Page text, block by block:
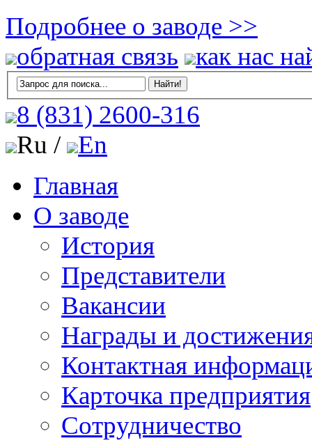
Подробнее о заводе >>
обратная связь
как нас
8 (831) 2600-316
Ru /
En
Главная
О заводе
История
Представители
Вакансии
Награды и
Контактная
Карточка предприятия
Сотрудничество